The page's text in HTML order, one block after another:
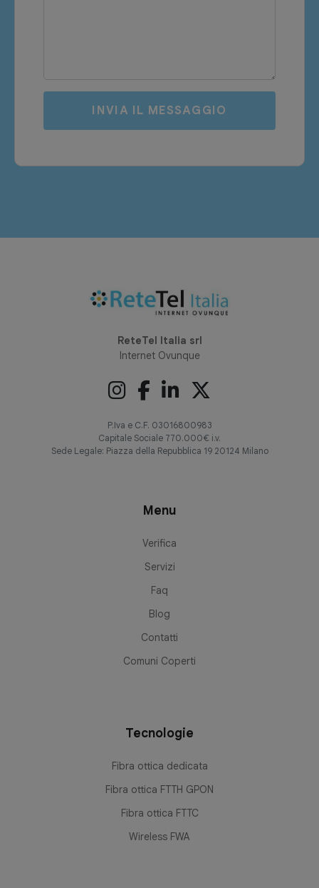
INVIA IL MESSAGGIO
ReteTel Italia srl
Internet Ovunque
P.Iva e C.F. 03016800983
Capitale Sociale 770.000€ i.v.
Sede Legale: Piazza della Repubblica 19 20124 Milano
Menu
Verifica
Servizi
Faq
Blog
Contatti
Comuni Coperti
Tecnologie
Fibra ottica dedicata
Fibra ottica FTTH GPON
Fibra ottica FTTC
Wireless FWA